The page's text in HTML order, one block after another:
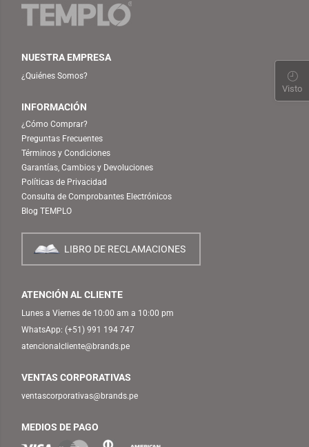
NUESTRA EMPRESA
¿Quiénes Somos?
INFORMACIÓN
¿Cómo Comprar?
Preguntas Frecuentes
Términos y Condiciones
Garantías, Cambios y Devoluciones
Políticas de Privacidad
Consulta de Comprobantes Electrónicos
Blog TEMPLO
LIBRO DE RECLAMACIONES
ATENCIÓN AL CLIENTE
Lunes a Viernes de 10:00 am a 10:00 pm
WhatsApp: (+51) 991 194 747
atencionalcliente@brands.pe
VENTAS CORPORATIVAS
ventascorporativas@brands.pe
MEDIOS DE PAGO
Visto